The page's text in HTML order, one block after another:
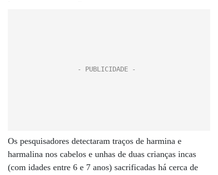
Os pesquisadores detectaram traços de harmina e
harmalina nos cabelos e unhas de duas crianças incas
(com idades entre 6 e 7 anos) sacrificadas há cerca de